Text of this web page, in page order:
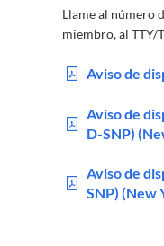
Llame al número
miembro, al TTY/
Aviso de
Aviso de
D-SNP)
Aviso de
SNP) (New